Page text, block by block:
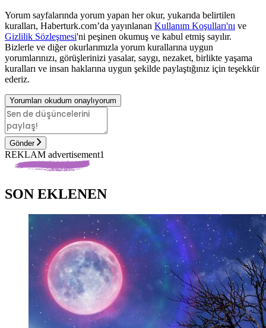
Yorum sayfalarında yorum yapan her okur, yukarıda belirtilen
kuralları, Haberturk.com’da yayınlanan Kullanım Koşulları'nı ve
Gizlilik Sözleşmesi'ni peşinen okumuş ve kabul etmiş sayılır.
Bizlerle ve diğer okurlarımızla yorum kurallarına uygun
yorumlarınızı, görüşlerinizi yasalar, saygı, nezaket, birlikte yaşama
kuralları ve insan haklarına uygun şekilde paylaştığınız için teşekkür
ederiz.
Yorumları okudum onaylıyorum
Gönder
REKLAM advertisement1
SON EKLENEN